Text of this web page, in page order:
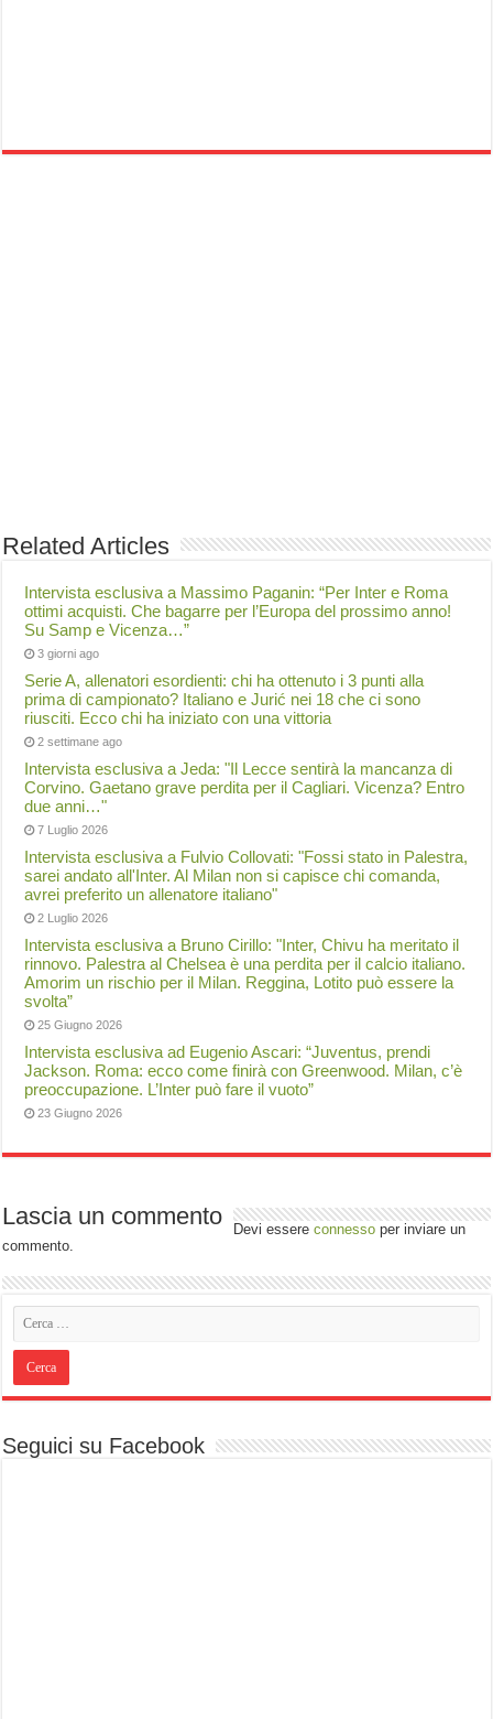
Related Articles
Intervista esclusiva a Massimo Paganin: “Per Inter e Roma
ottimi acquisti. Che bagarre per l’Europa del prossimo anno!
Su Samp e Vicenza…”
3 giorni ago
Serie A, allenatori esordienti: chi ha ottenuto i 3 punti alla
prima di campionato? Italiano e Jurić nei 18 che ci sono
riusciti. Ecco chi ha iniziato con una vittoria
2 settimane ago
Intervista esclusiva a Jeda: "Il Lecce sentirà la mancanza di
Corvino. Gaetano grave perdita per il Cagliari. Vicenza? Entro
due anni…"
7 Luglio 2026
Intervista esclusiva a Fulvio Collovati: "Fossi stato in Palestra,
sarei andato all'Inter. Al Milan non si capisce chi comanda,
avrei preferito un allenatore italiano"
2 Luglio 2026
Intervista esclusiva a Bruno Cirillo: "Inter, Chivu ha meritato il
rinnovo. Palestra al Chelsea è una perdita per il calcio italiano.
Amorim un rischio per il Milan. Reggina, Lotito può essere la
svolta”
25 Giugno 2026
Intervista esclusiva ad Eugenio Ascari: “Juventus, prendi
Jackson. Roma: ecco come finirà con Greenwood. Milan, c’è
preoccupazione. L’Inter può fare il vuoto”
23 Giugno 2026
Lascia un commento Devi essereconnesso per inviare un
commento.
Seguici su Facebook